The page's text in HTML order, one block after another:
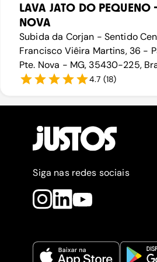
LAVA JATO DO PEQUENO
NOVA
Subida da Corjan - Sentido
Francisco Viêira Martins, 36 -
Pte. Nova - MG, 35430-225,
4.7 (18)
Siga nas redes sociais